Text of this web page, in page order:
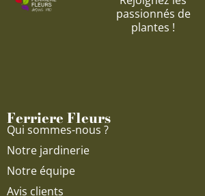
passionnés de
plantes !
Ferriere Fleurs
Qui sommes-nous ?
Notre jardinerie
Notre équipe
Avis clients